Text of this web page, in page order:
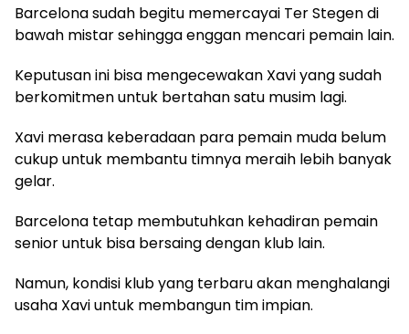
Barcelona sudah begitu memercayai Ter Stegen di
bawah mistar sehingga enggan mencari pemain lain.
Keputusan ini bisa mengecewakan Xavi yang sudah
berkomitmen untuk bertahan satu musim lagi.
Xavi merasa keberadaan para pemain muda belum
cukup untuk membantu timnya meraih lebih banyak
gelar.
Barcelona tetap membutuhkan kehadiran pemain
senior untuk bisa bersaing dengan klub lain.
Namun, kondisi klub yang terbaru akan menghalangi
usaha Xavi untuk membangun tim impian.